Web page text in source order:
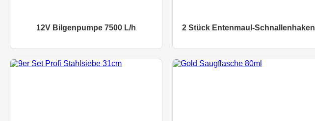
12V Bilgenpumpe 7500 L/h 2 Stück Entenmaul-Schnallenhaken